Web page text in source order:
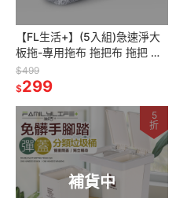
【FL生活+】(5入組)急速淨大
板拖-專用拖布 拖把布 拖把 替
換拖把布 超細纖維 方型拖把布
$499
$299
補貨中
5
折